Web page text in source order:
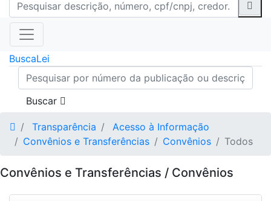
BuscaLei
Buscar
Transparência
Acesso à Informação
Convênios e Transferências
Convênios Todos
Convênios e Transferências / Convênios